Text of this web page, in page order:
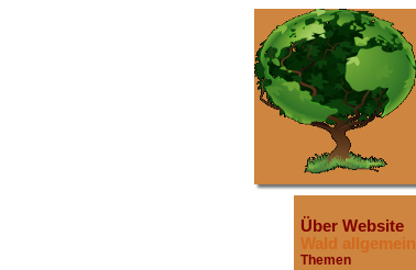
Über Website
Wald allgemein
Themen